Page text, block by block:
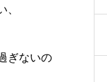
、
ぎないの